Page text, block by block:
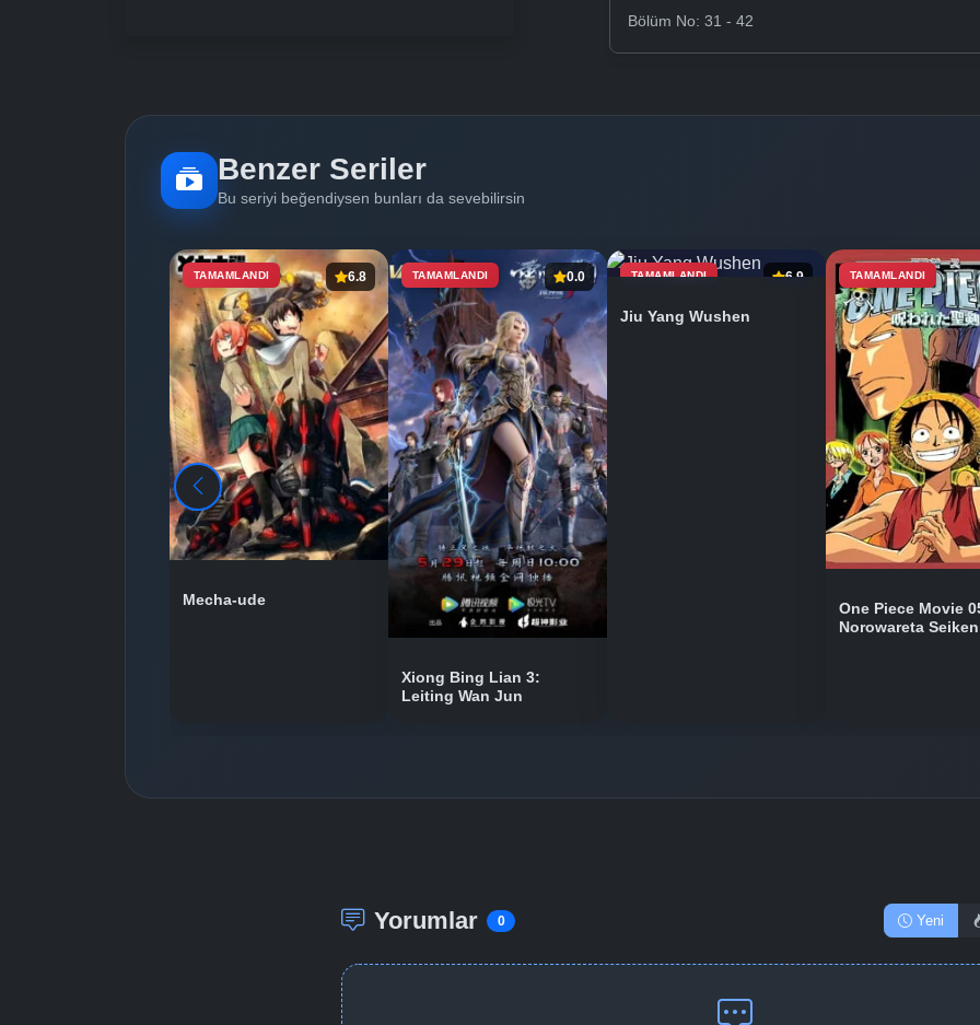
Bölüm No: 31 - 42
Benzer Seriler
Bu seriyi beğendiysen bunları da sevebilirsin
TAMAMLANDI 6.8
Mecha-ude
TAMAMLANDI 0.0
Xiong Bing Lian 3:
Leiting Wan Jun
TAMAMLANDI 6.9
Jiu Yang Wushen
TAMAMLANDI
One Piece Movie
Norowareta Seiken
Yorumlar 0 Yeni